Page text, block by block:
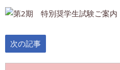
次の記事